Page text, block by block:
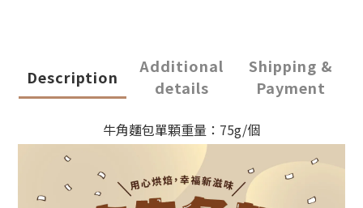
Description
Additional
details
Shipping &
Payment
牛角麵包單顆重量：75g/個